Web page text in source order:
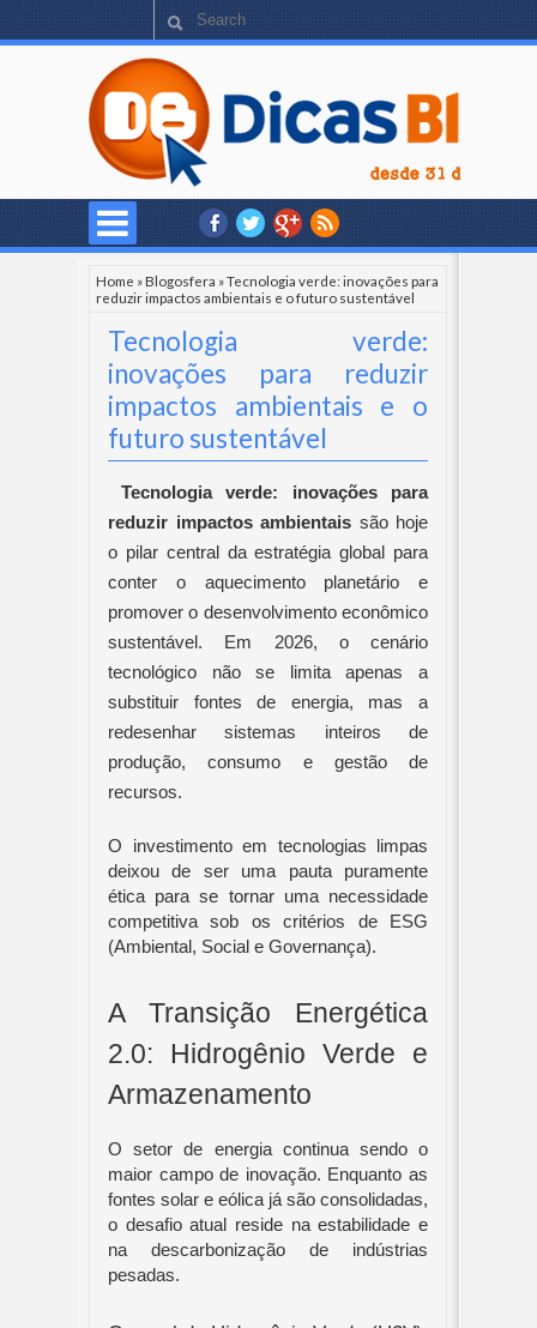
Home »Blogosfera »Tecnologia verde: inovações para
reduzir impactos ambientais e o futuro sustentável
Tecnologia verde:
inovações para reduzir
impactos ambientais e o
futuro sustentável
Tecnologia verde: inovações para
reduzir impactos ambientais são hoje
o pilar central da estratégia global para
conter o aquecimento planetário e
promover o desenvolvimento econômico
sustentável. Em 2026, o cenário
tecnológico não se limita apenas a
substituir fontes de energia, mas a
redesenhar sistemas inteiros de
produção, consumo e gestão de
recursos.
O investimento em tecnologias limpas
deixou de ser uma pauta puramente
ética para se tornar uma necessidade
competitiva sob os critérios de ESG
(Ambiental, Social e Governança).
A Transição Energética
2.0: Hidrogênio Verde e
Armazenamento
O setor de energia continua sendo o
maior campo de inovação. Enquanto as
fontes solar e eólica já são consolidadas,
o desafio atual reside na estabilidade e
na descarbonização de indústrias
pesadas.